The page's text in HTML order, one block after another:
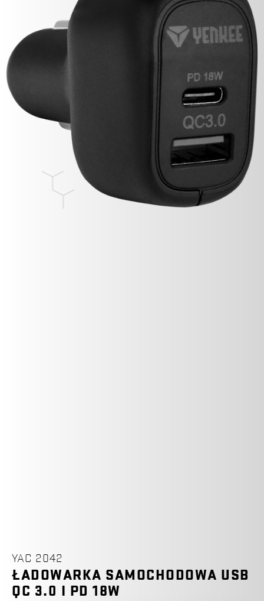
YAC 2042
ŁADOWARKA SAMOCHODOWA USB
QC 3.0 I PD 18W